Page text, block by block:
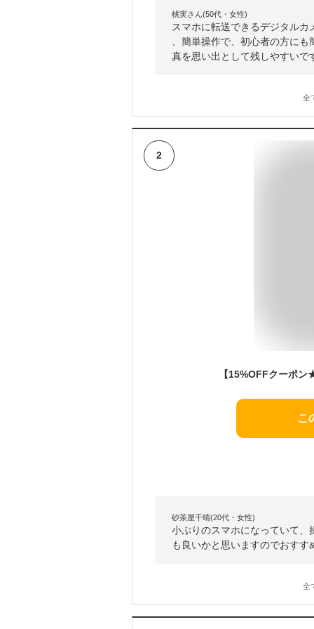
桃実さん(50代・女性)
スマホに転送できるデジタル
、簡単操作で、初心者の方に
真を思い出として残しやすいで
全
2
こ
砂茶屋千晴(20代・女性)
小ぶりのスマホになっていて
も良いかと思いますのでおすす
全